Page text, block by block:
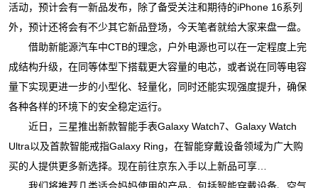
活动，预计会有一新品发布，除了备受关注和期待的iPhone 16系列
外，预计还将会有不少其它新品登场，今天笔者就给大家来盘一盘。
借助新能源汽车中CTB的理念，户外电源也可以在一定程度上完
成结构升级，在同等体型下搭载更大容量的电芯，或者说在同等电容
量下实现更进一步的小型化、轻量化，同时还能实现强度提升，确保
各种各样的环境下的安全稳定运行。
近日，三星推出新款智能手表Galaxy Watch7、Galaxy Watch
Ultra以及首款智能戒指Galaxy Ring，在智能穿戴设备领域为广大购
买的人提供更多新选择。现在前往京东入手以上新品可享…